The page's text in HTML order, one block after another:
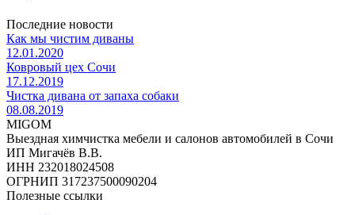
Последние новости
Как мы чистим диваны
12.01.2020
Ковровый цех Сочи
17.12.2019
Чистка дивана от запаха собаки
08.08.2019
MIGOM
Выездная химчистка мебели и салонов автомобилей в Сочи
ИП Мигачёв В.В.
ИНН 232018024508
ОГРНИП 317237500090204
Полезные ссылки